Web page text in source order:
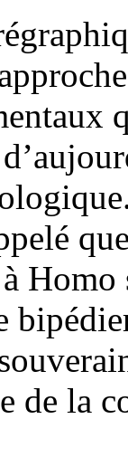
Homo
de la